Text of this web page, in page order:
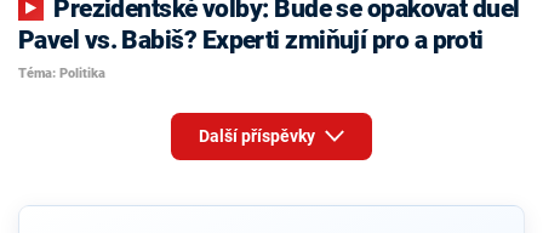
Pavel vs. Babiš? Experti zmiňují pro a proti
Téma: Politika
Další příspěvky